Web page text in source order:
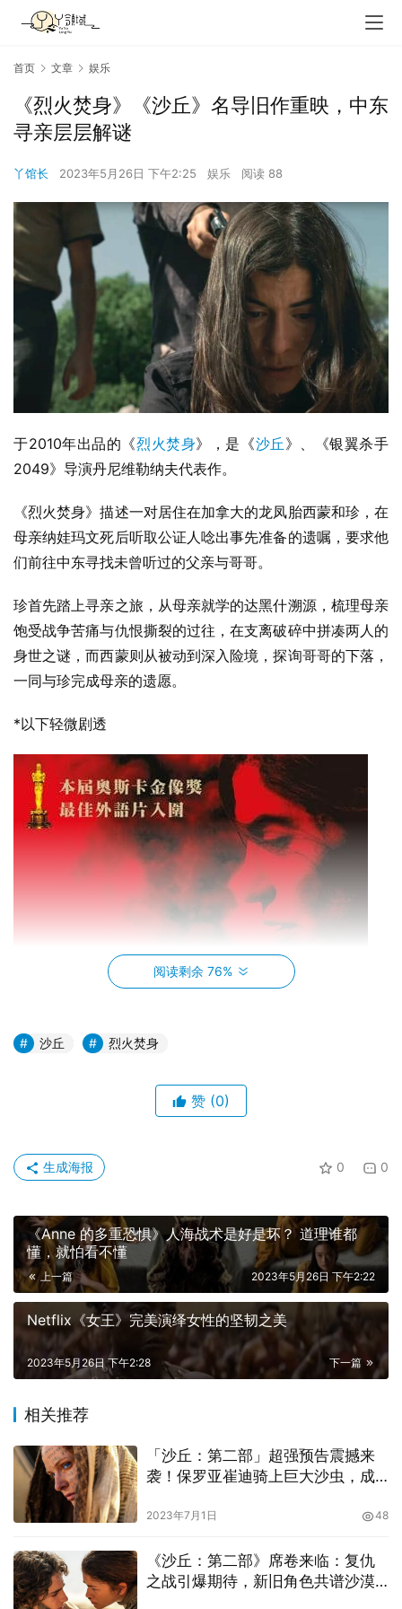
首页 文章 娱乐
《烈火焚身》《沙丘》名导旧作重映，中东
寻亲层层解谜
丫馆长 2023年5月26日 下午2:25 娱乐 阅读 88
于2010年出品的《烈火焚身》，是《沙丘 》、《银翼杀手
2049》导演丹尼维勒纳夫代表作。
《烈火焚身》描述一对居住在加拿大的龙凤胎西蒙和珍，在
母亲纳娃玛文死后听取公证人唸出事先准备的遗嘱，要求他
们前往中东寻找未曾听过的父亲与哥哥。
珍首先踏上寻亲之旅，从母亲就学的达黑什溯源，梳理母亲
饱受战争苦痛与仇恨撕裂的过往，在支离破碎中拼凑两人的
身世之谜，而西蒙则从被动到深入险境，探询哥哥的下落，
一同与珍完成母亲的遗愿。
*以下轻微剧透
丹尼维勒纳夫一鸣惊人之作《烈火焚身》，改编自剧作家瓦
吉穆阿瓦德同名剧作，刻意不提国家名称（实际上为黎巴
嫩），淡化国族色彩，大抵上以龙凤胎的寻亲之旅和纳娃玛
文颠沛流离的过去交错叙事，不时插入主角哥哥的片段，让
爆发冲突，互相仇视与厮杀而后背叛所属阵营 造成家破人
亡的悲剧，以沉默和歌声交错，演绎烽火连天的内战与纳娃
血泪交织的命运。
“寻亲”与“认同”课题是导演的强项，最棒的是《烈火焚身》
城市为标记分段叙事，让人不至于头昏脑胀，并在层层叠叠
中享受解谜的过程，掉进导演预先布的局，时而为纳娃的遭
阅读剩余 76%
沙丘 烈火焚身
赞 (0)
0 0
生成海报
《Anne 的多重恐惧》人海战术是好是坏？ 道理谁都
懂，就怕看不懂
上一篇 2023年5月26日 下午2:22
Netflix《女王》完美演绎女性的坚韧之美
下一篇
2023年5月26日 下午2:28
相关推荐
「沙丘：第二部」超强预告震撼来
袭！保罗亚崔迪骑上巨大沙虫，成
2023年7月1日 48
《沙丘：第二部》席卷来临：复仇
之战引爆期待，新旧角色共谱沙漠